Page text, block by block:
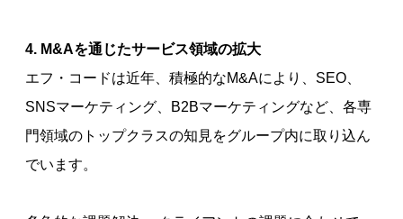
4. M&Aを通じたサービス領域の拡大
エフ・コードは近年、積極的なM&Aにより、SEO、
SNSマーケティング、B2Bマーケティングなど、各専
門領域のトップクラスの知見をグループ内に取り込ん
でいます。